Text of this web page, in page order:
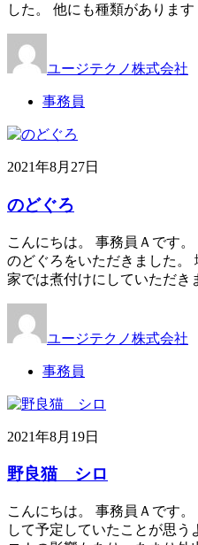
した。 他にも種類がありま
ユージテクノ株式会社
事務員
2021年8月27日
のどぐろ
こんにちは。 事務員Ａです
のどぐろをいただきました。
家では煮付けにしていただ
ユージテクノ株式会社
事務員
2021年8月19日
野良猫 シロ
こんにちは。 事務員Ａです
して予定していたことが思う